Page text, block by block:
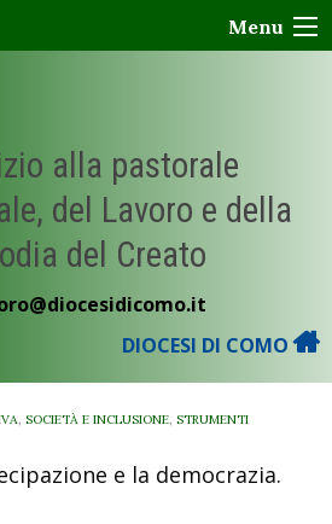
Menu
alla pastorale
del Lavoro e della
del Creato
DIOCESI DI COMO
, SOCIETÀ E INCLUSIONE, STRUMENTI
e la democrazia.